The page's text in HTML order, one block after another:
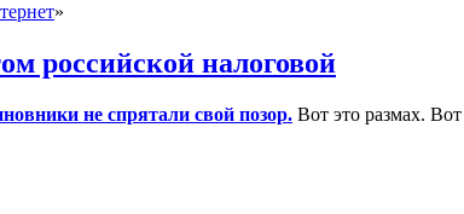
»
российской налоговой
не спрятали свой позор. Вот это размах.